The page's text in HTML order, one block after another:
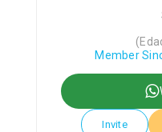
Member
Invite